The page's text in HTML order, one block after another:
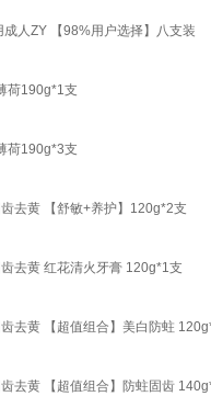
人ZY 【98%用户选择】八支装
荷190g*1支
荷190g*3支
去黄 【舒敏+养护】120g*2支
去黄 红花清火牙膏 120g*1支
去黄 【超值组合】美白防蛀
去黄 【超值组合】防蛀固齿